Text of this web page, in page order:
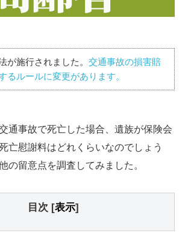
が施行されました。交通事故の損害賠
るルールに変更があります。
通事故で死亡した場合、遺族が保険会
亡慰謝料はどれくらいなのでしょう
の留意点を調査してみました。
目次 [表示]